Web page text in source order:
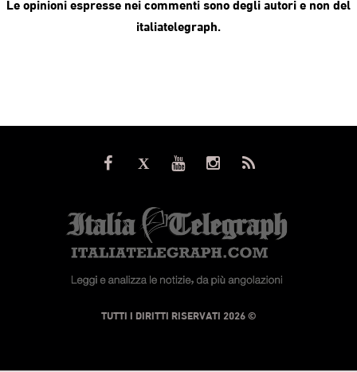
Le opinioni espresse nei commenti sono degli autori e non del
italiatelegraph.
© TUTTI I DIRITTI RISERVATI 2026